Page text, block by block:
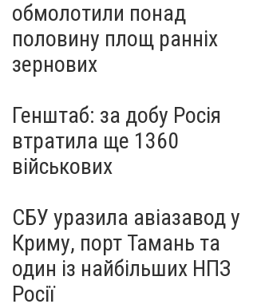
обмолотили понад
половину площ ранніх
зернових
Генштаб: за добу Росія
втратила ще 1360
військових
СБУ уразила авіазавод у
Криму, порт Тамань та
один із найбільших НПЗ
Росії